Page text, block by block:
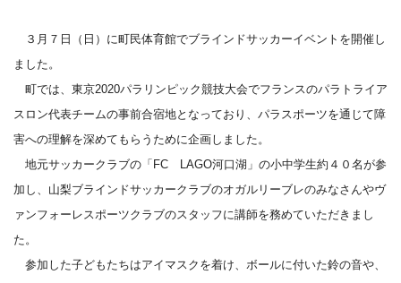
３月７日（日）に町民体育館でブラインドサッカーイベントを開催し
ました。
町では、東京2020パラリンピック競技大会でフランスのパラトライア
スロン代表チームの事前合宿地となっており、パラスポーツを通じて障
害への理解を深めてもらうために企画しました。
地元サッカークラブの「FC LAGO河口湖」の小中学生約４０名が参
加し、山梨ブラインドサッカークラブのオガルリーブレのみなさんやヴ
ァンフォーレスポーツクラブのスタッフに講師を務めていただきまし
た。
参加した子どもたちはアイマスクを着け、ボールに付いた鈴の音や、